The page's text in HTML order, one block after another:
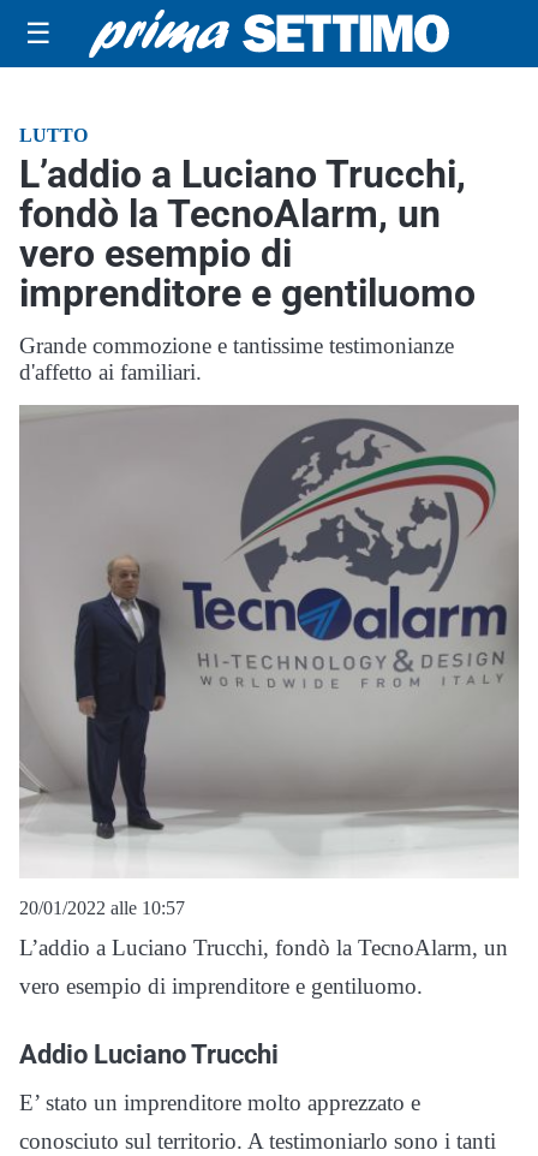
☰
LUTTO
L’addio a Luciano Trucchi,
fondò la TecnoAlarm, un
vero esempio di
imprenditore e gentiluomo
Grande commozione e tantissime testimonianze
d'affetto ai familiari.
20/01/2022 alle 10:57
L’addio a Luciano Trucchi, fondò la TecnoAlarm, un
vero esempio di imprenditore e gentiluomo.
Addio Luciano Trucchi
E’ stato un imprenditore molto apprezzato e
conosciuto sul territorio. A testimoniarlo sono i tanti